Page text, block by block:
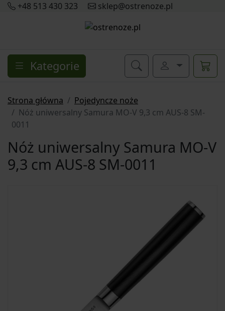
+48 513 430 323 sklep@ostrenoze.pl
Kategorie
Strona główna
Pojedyncze noże
Nóż uniwersalny Samura MO-V 9,3 cm AUS-8 SM-
0011
Nóż uniwersalny Samura MO-V
9,3 cm AUS-8 SM-0011